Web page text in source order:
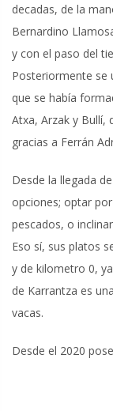
decadas, de la
Bernardino
y con el paso del
Posteriormente se
que se había
Atxa, Arzak y Bullí,
gracias a Ferrán
Desde la llegada
opciones; optar
pescados, o
Eso sí, sus platos
y de kilometro 0,
de Karrantza es
vacas.
Desde el 2020